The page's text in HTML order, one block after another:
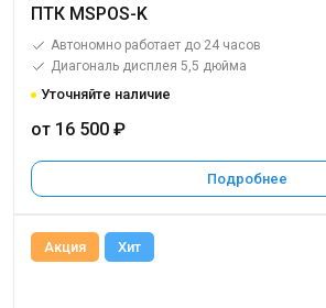
ПТК MSPOS-K
Автономно работает до 24 часов
Диагональ дисплея 5,5 дюйма
Уточняйте наличие
от 16 500 ₽
Подробнее
Акция Хит